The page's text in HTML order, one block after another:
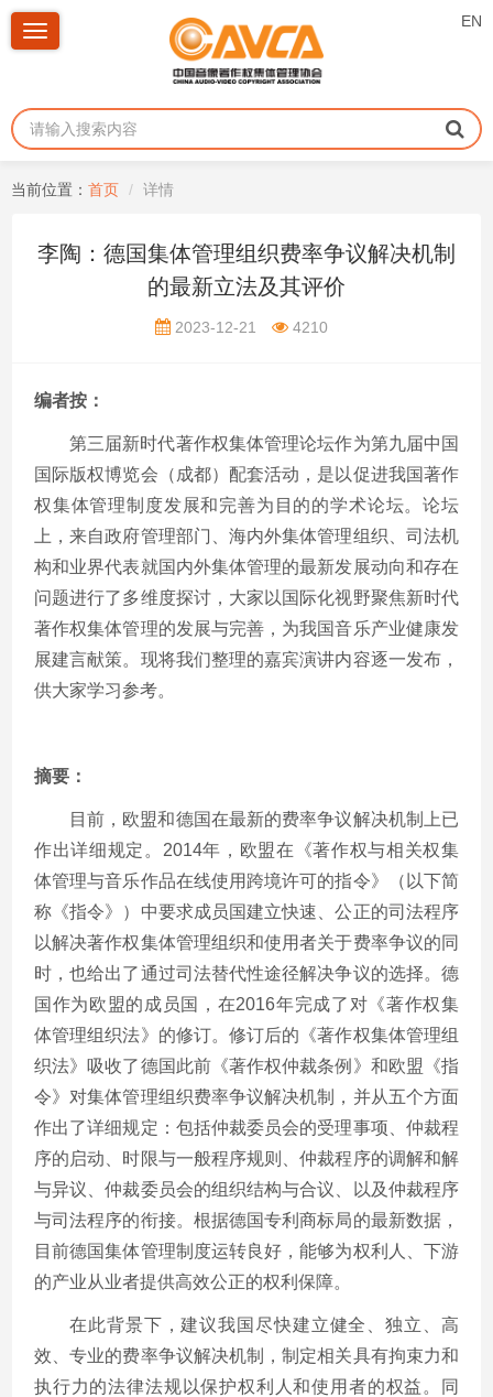
EN
Toggle
当前位置： 首页 详情
李陶：德国集体管理组织费率争议解决机制
的最新立法及其评价
2023-12-21 4210
编者按：
第三届新时代著作权集体管理论坛作为第九届中国
国际版权博览会（成都）配套活动，是以促进我国著作
权集体管理制度发展和完善为目的的学术论坛。论坛
上，来自政府管理部门、海内外集体管理组织、司法机
构和业界代表就国内外集体管理的最新发展动向和存在
问题进行了多维度探讨，大家以国际化视野聚焦新时代
著作权集体管理的发展与完善，为我国音乐产业健康发
展建言献策。现将我们整理的嘉宾演讲内容逐一发布，
供大家学习参考。
摘要：
目前，欧盟和德国在最新的费率争议解决机制上已
作出详细规定。2014年，欧盟在《著作权与相关权集
体管理与音乐作品在线使用跨境许可的指令》（以下简
称《指令》）中要求成员国建立快速、公正的司法程序
以解决著作权集体管理组织和使用者关于费率争议的同
时，也给出了通过司法替代性途径解决争议的选择。德
国作为欧盟的成员国，在2016年完成了对《著作权集
体管理组织法》的修订。修订后的《著作权集体管理组
织法》吸收了德国此前《著作权仲裁条例》和欧盟《指
令》对集体管理组织费率争议解决机制，并从五个方面
作出了详细规定：包括仲裁委员会的受理事项、仲裁程
序的启动、时限与一般程序规则、仲裁程序的调解和解
与异议、仲裁委员会的组织结构与合议、以及仲裁程序
与司法程序的衔接。根据德国专利商标局的最新数据，
目前德国集体管理制度运转良好，能够为权利人、下游
的产业从业者提供高效公正的权利保障。
在此背景下，建议我国尽快建立健全、独立、高
效、专业的费率争议解决机制，制定相关具有拘束力和
执行力的法律法规以保护权利人和使用者的权益。同